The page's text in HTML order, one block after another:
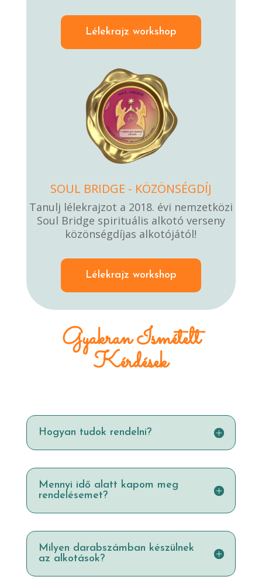
Lélekrajz workshop
SOUL BRIDGE - KÖZÖNSÉGDÍJ
Tanulj lélekrajzot a 2018. évi nemzetközi
Soul Bridge spirituális alkotó verseny
közönségdíjas alkotójától!
Lélekrajz workshop
Gyakran Ismételt
Kérdések
Hogyan tudok rendelni?
Mennyi idő alatt kapom meg
rendelésemet?
Milyen darabszámban készülnek
az alkotások?